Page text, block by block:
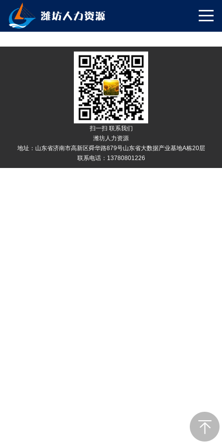
扫一扫 联系我们
潍坊人力资源
地址：山东省济南市高新区舜华路879号山东省大数据产业基地A栋20层
联系电话：13780801226